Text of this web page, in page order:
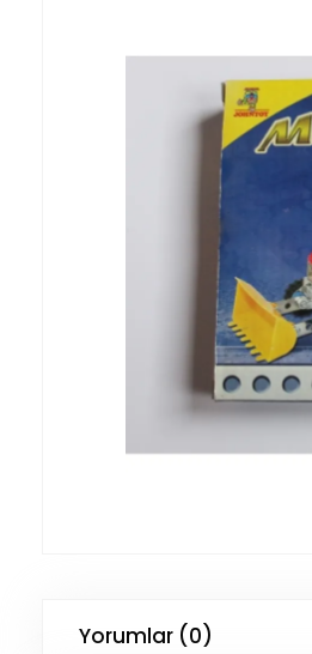
Yorumlar (0)